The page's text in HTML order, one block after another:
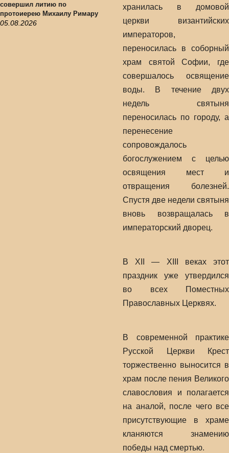
совершил литию по
протоиерею Михаилу Римару
05.08.2026
хранилась в домовой
церкви византийских
императоров,
переносилась в соборный
храм святой Софии, где
совершалось освящение
воды. В течение двух
недель святыня
переносилась по городу, а
перенесение
сопровождалось
богослужением с целью
освящения мест и
отвращения болезней.
Спустя две недели святыня
вновь возвращалась в
императорский дворец.
В XII — XIII веках этот
праздник уже утвердился
во всех Поместных
Православных Церквях.
В современной практике
Русской Церкви Крест
торжественно выносится в
храм после пения Великого
славословия и полагается
на аналой, после чего все
присутствующие в храме
кланяются знамению
победы над смертью.